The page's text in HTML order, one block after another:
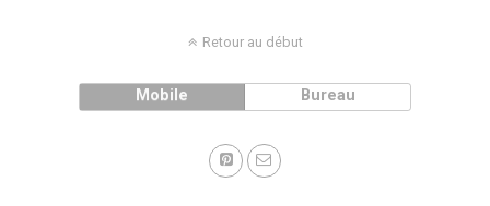
Retour au début
Mobile Bureau